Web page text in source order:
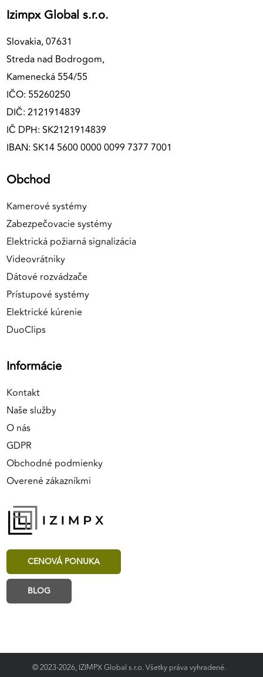
Izimpx Global s.r.o.
Slovakia, 07631
Streda nad Bodrogom,
Kamenecká 554/55
IČO: 55260250
DIČ: 2121914839
IČ DPH: SK2121914839
IBAN: SK14 5600 0000 0099 7377 7001
Obchod
Kamerové systémy
Zabezpečovacie systémy
Elektrická požiarná signalizácia
Videovrátniky
Dátové rozvádzače
Prístupové systémy
Elektrické kúrenie
DuoClips
Informácie
Kontakt
Naše služby
O nás
GDPR
Obchodné podmienky
Overené zákazníkmi
CENOVÁ PONUKA
BLOG
© 2023-2026, IZIMPX Global s.r.o. Všetky práva vyhradené.